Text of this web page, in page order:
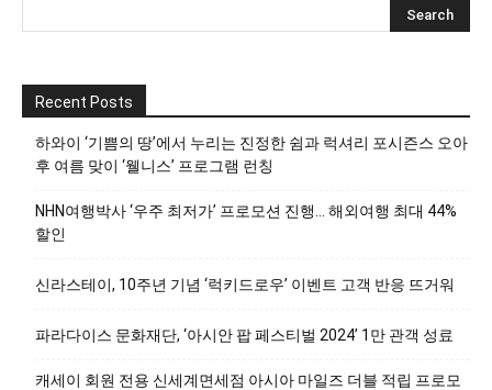
Recent Posts
하와이 ‘기쁨의 땅’에서 누리는 진정한 쉼과 럭셔리 포시즌스 오아
후 여름 맞이 ‘웰니스’ 프로그램 런칭
NHN여행박사 ‘우주 최저가’ 프로모션 진행… 해외여행 최대 44%
할인
신라스테이, 10주년 기념 ‘럭키드로우’ 이벤트 고객 반응 뜨거워
파라다이스 문화재단, ‘아시안 팝 페스티벌 2024’ 1만 관객 성료
캐세이 회원 전용 신세계면세점 아시아 마일즈 더블 적립 프로모